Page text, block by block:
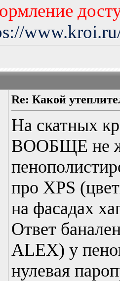
Re: Какой
На скатных
ВООБЩЕ не
про XPS
на фасадах
Ответ
ALEX) у
нулевая